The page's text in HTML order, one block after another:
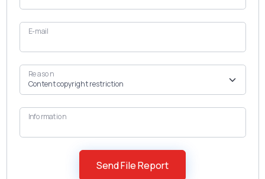
E-mail
Reason
Information